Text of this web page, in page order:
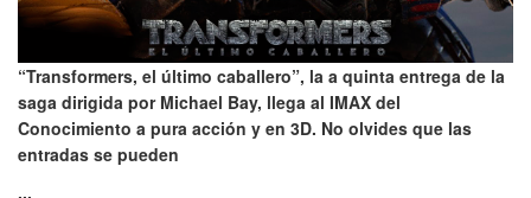
“Transformers, el último caballero”, la a quinta entrega de la
saga dirigida por Michael Bay, llega al IMAX del
Conocimiento a pura acción y en 3D. No olvides que las
entradas se pueden
...